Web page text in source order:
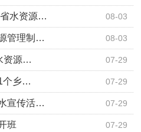
08-03
水资源…
08-03
管理制…
07-29
资源…
07-29
个乡…
07-29
宣传活…
07-29
班